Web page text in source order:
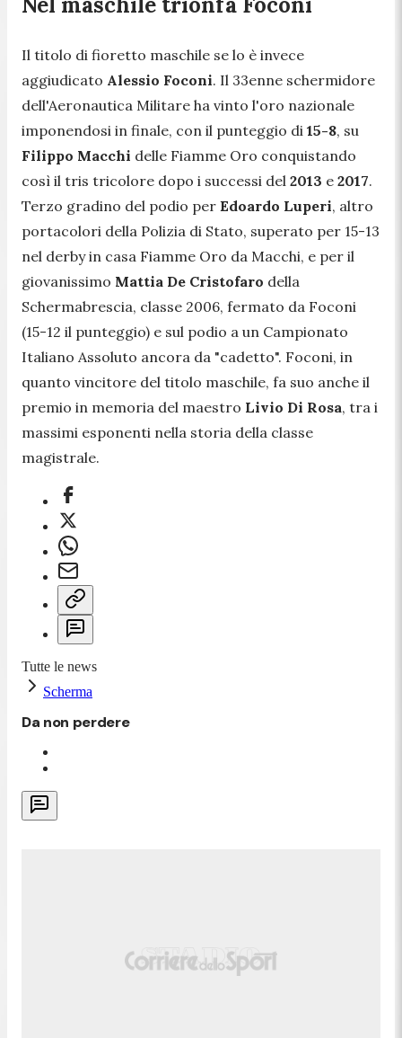
Il titolo di fioretto maschile se lo è invece
aggiudicato Alessio Foconi. Il 33enne schermidore
dell'Aeronautica Militare ha vinto l'oro nazionale
imponendosi in finale, con il punteggio di 15-8, su
Filippo Macchi delle Fiamme Oro conquistando
così il tris tricolore dopo i successi del 2013 e 2017.
Terzo gradino del podio per Edoardo Luperi, altro
portacolori della Polizia di Stato, superato per 15-13
nel derby in casa Fiamme Oro da Macchi, e per il
giovanissimo Mattia De Cristofaro della
Schermabrescia, classe 2006, fermato da Foconi
(15-12 il punteggio) e sul podio a un Campionato
Italiano Assoluto ancora da "cadetto". Foconi, in
quanto vincitore del titolo maschile, fa suo anche il
premio in memoria del maestro Livio Di Rosa, tra i
massimi esponenti nella storia della classe
magistrale.
Tutte le news
Scherma
Da non perdere